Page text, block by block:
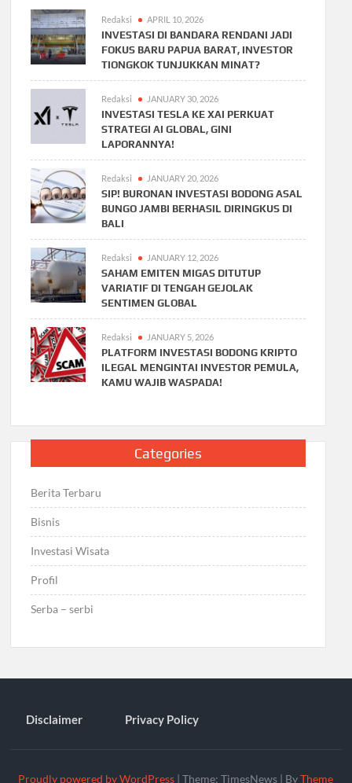
Redaksi APRIL 10, 2026
INVESTASI DI BANDARA RENDANI JADI
FOKUS BARU PAPUA BARAT, INVESTOR
TIONGKOK TUNJUKKAN MINAT?
Redaksi JANUARY 30, 2026
INVESTASI TESLA KE XAI PERKUAT
STRATEGI AI GLOBAL, GINI
LAPORANNYA!
Redaksi JANUARY 20, 2026
SIP! BURONAN INVESTASI BODONG ASAL
BUNGO JAMBI BERHASIL DIRINGKUS DI
BALI
Redaksi JANUARY 12, 2026
SAHAM EMITEN MIGAS DITUTUP
VARIATIF DI TENGAH GEJOLAK
SENTIMEN GLOBAL
Redaksi JANUARY 5, 2026
PLATFORM INVESTASI BODONG KRIPTO
ILEGAL MENGINTAI INVESTOR PEMULA,
KAMU WAJIB WASPADA!
Categories
Berita Terbaru
Bisnis
Investasi Wisata
Profil
Serba – serbi
Disclaimer Privacy Policy
Proudly powered by WordPress |Theme: TimesNews | ByTheme